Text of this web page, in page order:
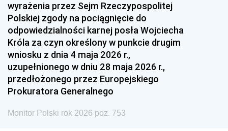
1951 1950 1949
1948 1947
1939 1938 1937
1936 1930
wyrażenia przez Sejm Rzeczypospolitej
Polskiej zgody na pociągnięcie do
odpowiedzialności karnej posła Wojciecha
Króla za czyn określony w punkcie drugim
wniosku z dnia 4 maja 2026 r.,
uzupełnionego w dniu 28 maja 2026 r.,
przedłożonego przez Europejskiego
Prokuratora Generalnego
Monitor Polski rok 2026 poz. 753